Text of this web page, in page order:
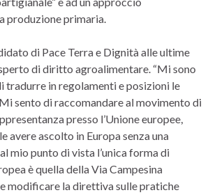
produzione primaria.
di Pace Terra e Dignità alle ultime
di diritto agroalimentare. “Mi sono
tradurre in regolamenti e posizioni le
sento di raccomandare al movimento di
presso l’Unione europee,
avere ascolto in Europa senza una
mio punto di vista l’unica forma di
è quella della Via Campesina
modificare la direttiva sulle pratiche